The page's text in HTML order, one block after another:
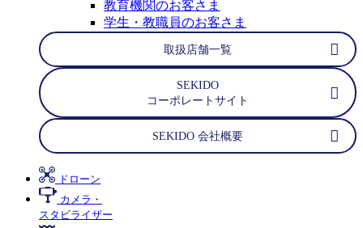
教育機関のお客さま
学生・教職員のお客さま
取扱店舗一覧
SEKIDO
コーポレートサイト
SEKIDO 会社概要
ドローン
カメラ・
スタビライザー